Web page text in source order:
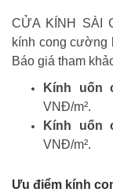
CỬA KÍNH SÀI
kính cong cường
Báo giá tham
Kính uốn
VNĐ/m².
Kính uốn
VNĐ/m².
Ưu điểm kính